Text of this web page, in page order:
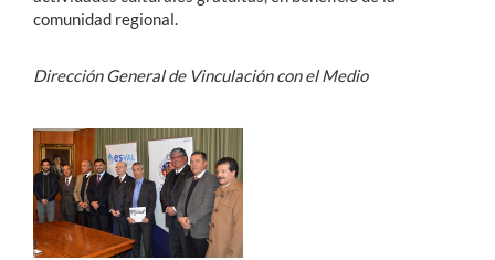
comunidad regional.
Dirección General de Vinculación con el Medio